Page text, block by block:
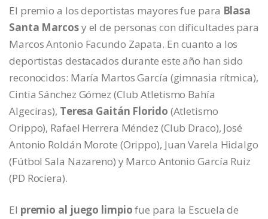
El premio a los deportistas mayores fue para Blasa
Santa Marcosy el de personas con dificultades para
Marcos Antonio Facundo Zapata. En cuanto a los
deportistas destacados durante este año han sido
reconocidos: María Martos García (gimnasia rítmica),
Cintia Sánchez Gómez (Club Atletismo Bahía
Algeciras), Teresa Gaitán Florido (Atletismo
Orippo), Rafael Herrera Méndez (Club Draco), José
Antonio Roldán Morote (Orippo), Juan Varela Hidalgo
(Fútbol Sala Nazareno) y Marco Antonio García Ruiz
(PD Rociera).
El premio al juego limpiofue para la Escuela de